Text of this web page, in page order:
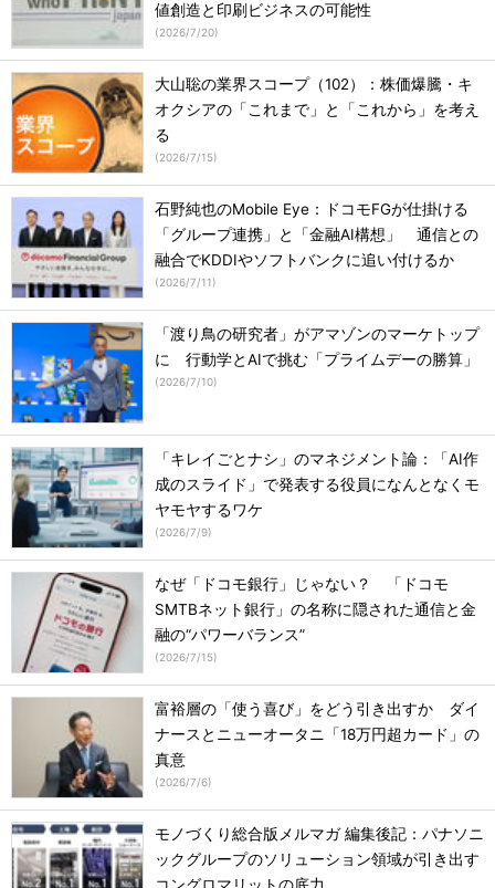
値創造と印刷ビジネスの可能性
(2026/7/20)
大山聡の業界スコープ（102）：株価爆騰・キ
オクシアの「これまで」と「これから」を考え
る
(2026/7/15)
石野純也のMobile Eye：ドコモFGが仕掛ける
「グループ連携」と「金融AI構想」 通信との
融合でKDDIやソフトバンクに追い付けるか
(2026/7/11)
「渡り鳥の研究者」がアマゾンのマーケトップ
に 行動学とAIで挑む「プライムデーの勝算」
(2026/7/10)
「キレイごとナシ」のマネジメント論：「AI作
成のスライド」で発表する役員になんとなくモ
ヤモヤするワケ
(2026/7/9)
なぜ「ドコモ銀行」じゃない？ 「ドコモ
SMTBネット銀行」の名称に隠された通信と金
融の“パワーバランス”
(2026/7/15)
富裕層の「使う喜び」をどう引き出すか ダイ
ナースとニューオータニ「18万円超カード」の
真意
(2026/7/6)
モノづくり総合版メルマガ 編集後記：パナソニ
ックグループのソリューション領域が引き出す